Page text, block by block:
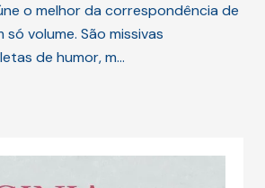
o melhor da correspondência de
só volume. São missivas
de humor, m…